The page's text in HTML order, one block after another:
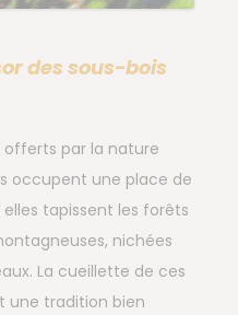
des sous-bois
offerts par la nature
occupent une place de
tapissent les forêts
nichées
La cueillette de ces
une tradition bien